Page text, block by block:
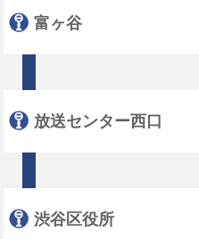
富ヶ谷
放送センター西口
渋谷区役所